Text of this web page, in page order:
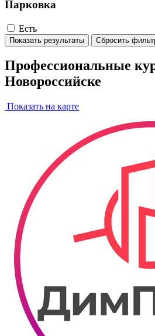
Парковка
Есть
Показать результаты Сбросить
Профессиональные
Новороссийске
Показать на карте